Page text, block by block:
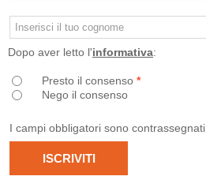
Dopo aver letto l'informativa:
Presto il consenso *
Nego il consenso
I campi obbligatori sono contrassegnati